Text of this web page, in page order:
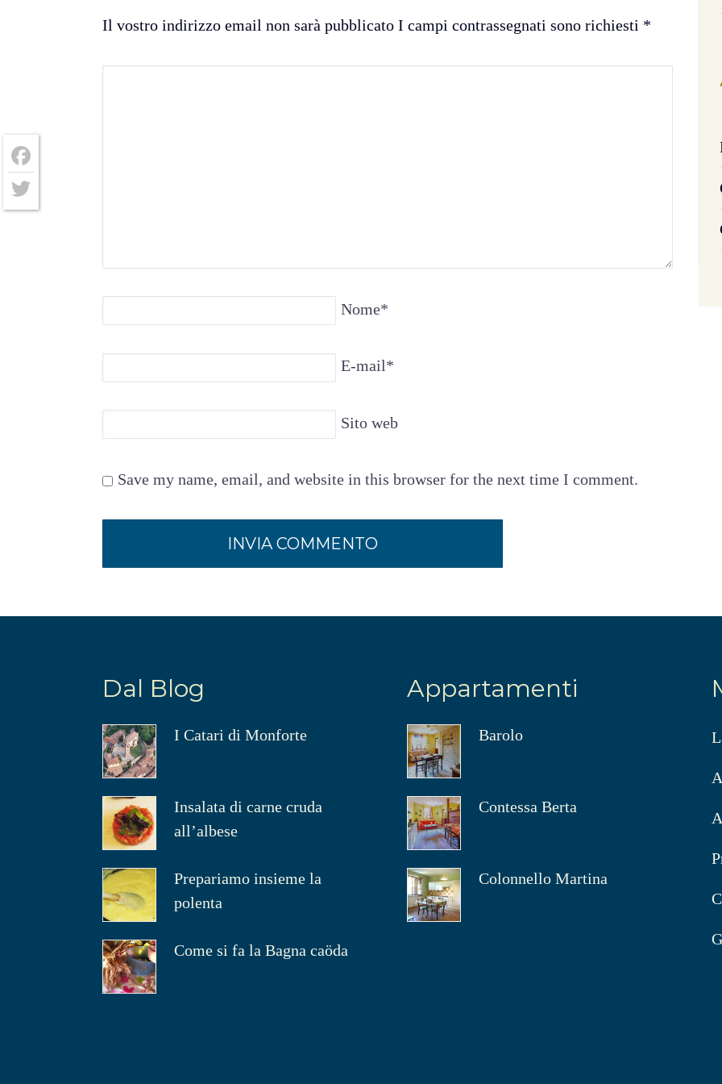
Il vostro indirizzo email non sarà pubblicato I campi contrassegnati sono richiesti *
Nome*
E-mail*
Sito web
Save my name, email, and website in this browser for the next time I comment.
Dal Blog
I Catari di Monforte
Insalata di carne cruda
all’albese
Prepariamo insieme la
polenta
Come si fa la Bagna caöda
Appartamenti
Barolo
Contessa Berta
Colonnello Martina
Facebook
Twitter